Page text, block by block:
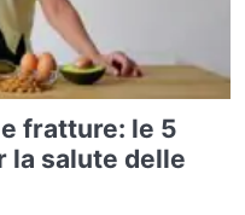
fratture: le 5
la salute delle